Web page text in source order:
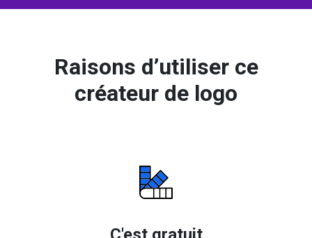
Raisons d’utiliser ce
créateur de logo